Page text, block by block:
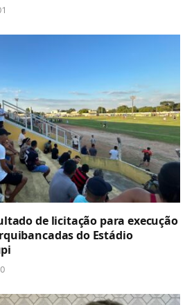
de licitação para execução
do Estádio